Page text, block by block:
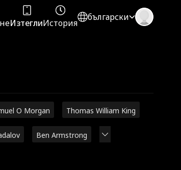
ИзтеглиИстория
български
O Morgan Thomas William King
Ben Armstrong